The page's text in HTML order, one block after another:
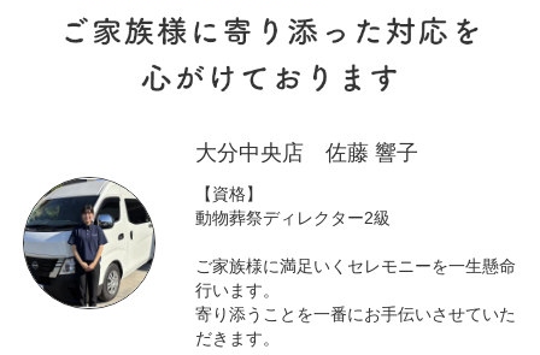
大分中央店 佐藤 響子
【資格】
動物葬祭ディレクター2級
ご家族様に満足いくセレモニーを一生懸命
行います。
寄り添うことを一番にお手伝いさせていた
だきます。